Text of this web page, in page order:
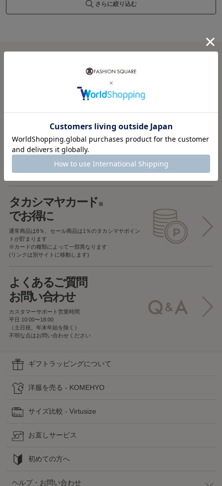
さらに絞り込む
返品OK
一部商品を除き、
お届け後7日以内の場合
返品することが可能です
タカシマヤカード※
でお得に
通常商品は8％、セール商品は1％のタカシマヤポイン
トが貯まります
※カードの種類によって一部異なります
(リンクは別サイトに移動します)
よくあるご質問
お問い合わせ
カスタマーサポート営業時間
平日 10:00〜18:00
（土日祝、年末年始を除く）
不明な点はお問い合わせください
ギフトラッピングについて
洋服を売る - KOMEHYO
サイズ比較 - Virtusize
お直しサービス
初めての方へ
ヘルプ・お問い合わせ